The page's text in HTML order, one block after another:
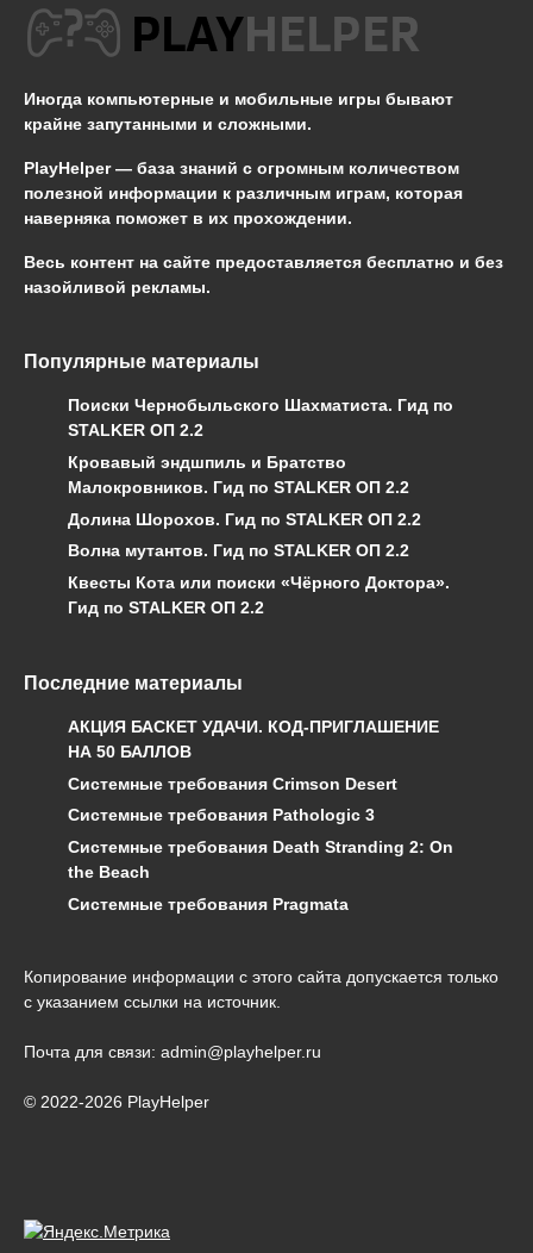
Иногда компьютерные и мобильные игры бывают
крайне запутанными и сложными.
PlayHelper — база знаний с огромным количеством
полезной информации к различным играм, которая
наверняка поможет в их прохождении.
Весь контент на сайте предоставляется бесплатно и без
назойливой рекламы.
Популярные материалы
Поиски Чернобыльского Шахматиста. Гид по
STALKER ОП 2.2
Кровавый эндшпиль и Братство
Малокровников. Гид по STALKER ОП 2.2
Долина Шорохов. Гид по STALKER ОП 2.2
Волна мутантов. Гид по STALKER ОП 2.2
Квесты Кота или поиски «Чёрного Доктора».
Гид по STALKER ОП 2.2
Последние материалы
АКЦИЯ БАСКЕТ УДАЧИ. КОД-ПРИГЛАШЕНИЕ
НА 50 БАЛЛОВ
Системные требования Crimson Desert
Системные требования Pathologic 3
Системные требования Death Stranding 2: On
the Beach
Системные требования Pragmata
Копирование информации с этого сайта допускается только
с указанием ссылки на источник.
Почта для связи: admin@playhelper.ru
© 2022-2026 PlayHelper